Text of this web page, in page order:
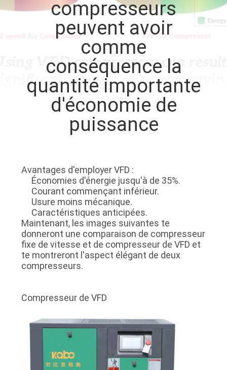
NOUS
L'USINE
CONTRÔLE
NOUS
CONTACTER
NOUVELLES
PRIVACY
POLICY
compresseurs
peuvent avoir
comme
conséquence la
quantité importante
d'économie de
puissance
Avantages d'employer VFD :
Économies d'énergie jusqu'à de 35%.
Courant commençant inférieur.
Usure moins mécanique.
Caractéristiques anticipées.
Maintenant, les images suivantes te
donneront une comparaison de compresseur
fixe de vitesse et de compresseur de VFD et
te montreront l'aspect élégant de deux
compresseurs.
Compresseur de VFD